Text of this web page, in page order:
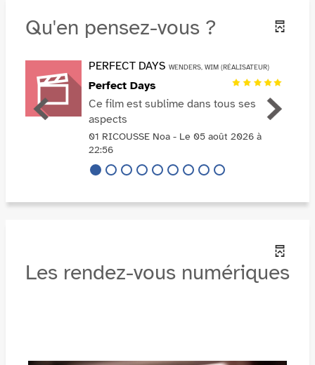
Qu'en pensez-vous ?
PERFECT DAYS WENDERS, WIM (RÉALISATEUR)
Perfect Days
Ce film est sublime dans tous ses
aspects
01 RICOUSSE Noa - Le 05 août 2026 à
22:56
Les rendez-vous numériques